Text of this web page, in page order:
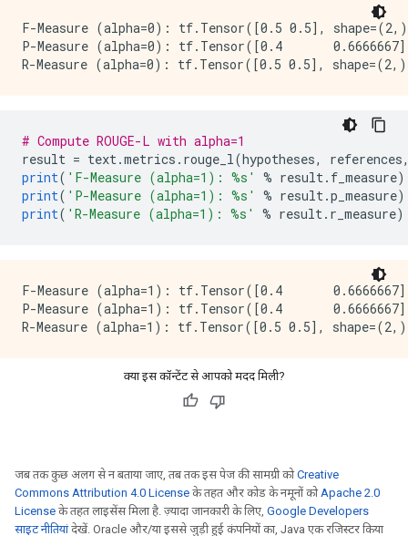
F-Measure (alpha=0): tf.Tensor([0.5 0.5],
P-Measure (alpha=0): tf.Tensor([0.4
# Compute ROUGE-L with alpha=1
result = text.metrics . rouge_l(hypotheses, references
print( 'F-Measure (alpha=1): %s' % result. f_measure)
print( 'P-Measure (alpha=1): %s' % result.p_measure)
print( 'R-Measure (alpha=1): %s' % result. r_measure)
F-Measure (alpha=1): tf.Tensor([0.4
P-Measure (alpha=1): tf.Tensor([0.4
क्या इस कॉन्टेंट से आपको मदद मिली?
जब तक कुछ अलग से न बताया जाए, तब तक इस पेज की सामग्री कोCreative
Commons Attribution 4.0 License के तहत और कोड के नमूनों कोApache 2.0
License के तहत लाइसेंस मिला है. ज़्यादा जानकारी के लिए, Google Developers
साइट नीतियांदेखें. Oracle और/या इससे जुड़ी हुई कंपनियों का, Java एक रजिस्टर किया